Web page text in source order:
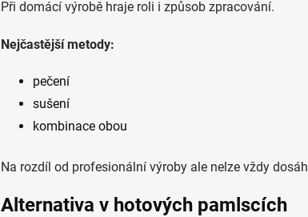
Při domácí výrobě hraje roli i způsob zpracování.
Nejčastější metody:
pečení
sušení
kombinace obou
Na rozdíl od profesionální výroby ale nelze vždy
Alternativa v hotových pamlscích